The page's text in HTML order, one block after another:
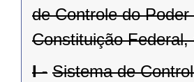
de Controle do
Constituição
I - Sistema de